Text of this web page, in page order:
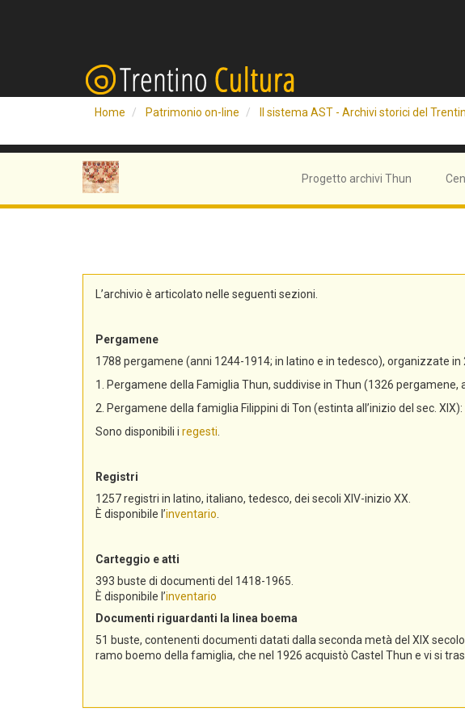
Home Patrimonio on-line Il sistema AST - Archivi storici del
Progetto archivi Thun
L’archivio è articolato nelle seguenti sezioni.
Pergamene
1788 pergamene (anni 1244-1914; in latino e in tedesco), organizzate
1. Pergamene della Famiglia Thun, suddivise in Thun (1326
2. Pergamene della famiglia Filippini di Ton (estinta all’inizio del sec.
Sono disponibili i regesti
Registri
1257 registri in latino, italiano, tedesco, dei secoli XIV-inizio XX.
È disponibile l’inventario
Carteggio e atti
393 buste di documenti del 1418-1965.
È disponibile l’inventario
Documenti riguardanti la linea boema
51 buste, contenenti documenti datati dalla seconda metà del XIX
ramo boemo della famiglia, che nel 1926 acquistò Castel Thun e vi si